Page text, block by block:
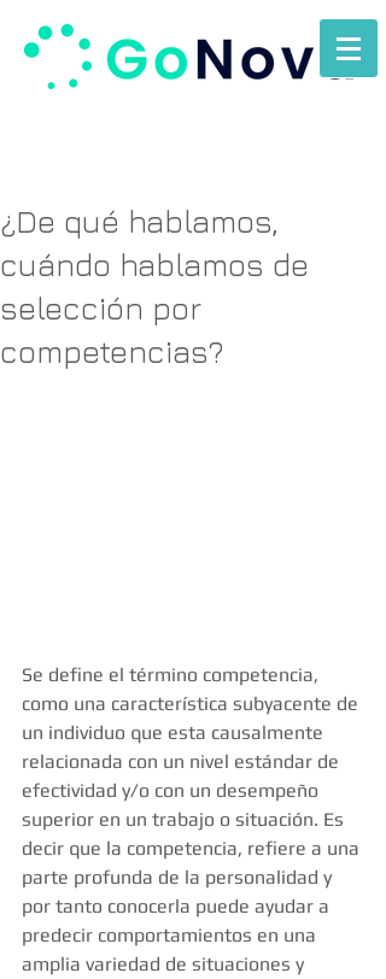
¿De qué hablamos,
cuándo hablamos de
selección por
competencias?
Se define el término competencia,
como una característica subyacente de
un individuo que esta causalmente
relacionada con un nivel estándar de
efectividad y/o con un desempeño
superior en un trabajo o situación. Es
decir que la competencia, refiere a una
parte profunda de la personalidad y
por tanto conocerla puede ayudar a
predecir comportamientos en una
amplia variedad de situaciones y